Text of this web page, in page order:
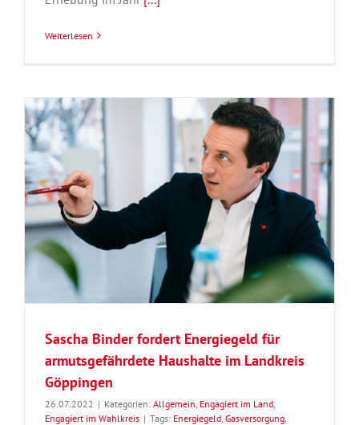
Weiterlesen
Sascha Binder fordert Energiegeld für
armutsgefährdete Haushalte im Landkreis
Göppingen
26.07.2022 | Kategorien: Allgemein Engagiert im Land
Engagiert im Wahlkreis | Tags: Energiegeld Gasversorgung